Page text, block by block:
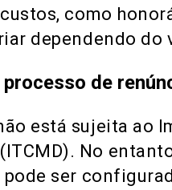
como
dependendo do
de
está sujeita ao
No
ser